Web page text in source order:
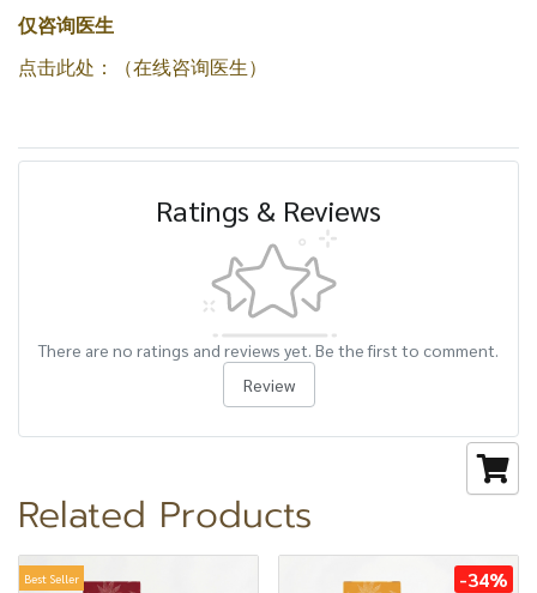
仅咨询医生
点击此处：（在线咨询医生）
Ratings & Reviews
There are no ratings and reviews yet. Be the first to comment.
Review
Related Products
Best Seller -34%